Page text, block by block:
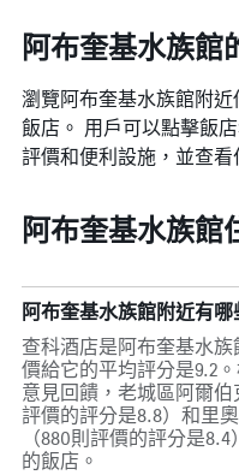
阿布奎基水族館
瀏覽阿布奎基水族館​附
飯店。 用戶可以點擊飯
評價和便利設施，並查看
阿布奎基水族館
阿布奎基水族館附近有
查科酒店是阿布奎基水
價給它的平均評分是9.2
意見回饋，老城區阿爾伯
評價的評分是8.8）和里
（880則評價的評分是
的飯店。